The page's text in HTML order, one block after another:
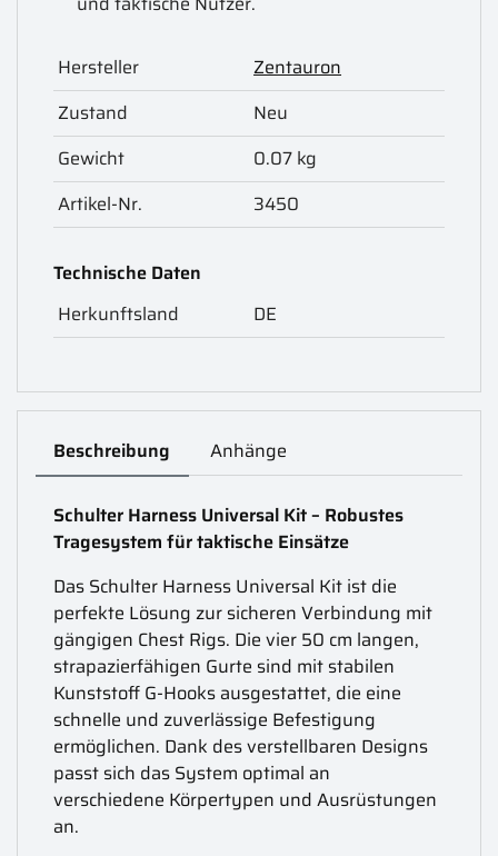
Hersteller
Zentauron
Zustand
Neu
Gewicht
0.07 kg
Artikel-Nr.
3450
Technische Daten
Herkunftsland
DE
Beschreibung Anhänge
Schulter Harness Universal Kit – Robustes
Tragesystem für taktische Einsätze
Das Schulter Harness Universal Kit ist die
perfekte Lösung zur sicheren Verbindung mit
gängigen Chest Rigs. Die vier 50 cm langen,
strapazierfähigen Gurte sind mit stabilen
Kunststoff G-Hooks ausgestattet, die eine
schnelle und zuverlässige Befestigung
ermöglichen. Dank des verstellbaren Designs
passt sich das System optimal an
verschiedene Körpertypen und Ausrüstungen
an.